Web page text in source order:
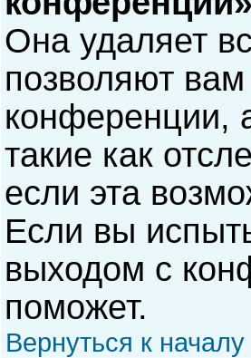
Она удаляет
позволяют
конференции,
такие как
если эта
Если вы
выходом с
поможет.
Вернуться к началу